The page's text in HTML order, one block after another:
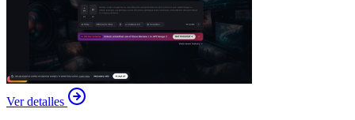
Ver detalles